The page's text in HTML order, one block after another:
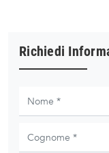
Richiedi